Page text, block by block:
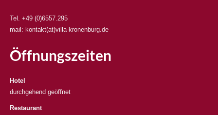
Tel. +49 (0)6557.295
mail: kontakt(at)villa-kronenburg.de
Öffnungszeiten
Hotel
durchgehend geöffnet
Restaurant